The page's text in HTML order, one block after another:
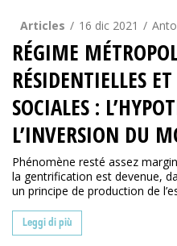
Articles 16 dic 2021
RÉGIME
RÉSIDENTIELLES
SOCIALES :
L’INVERSION DU
Phénomène resté assez
la gentrification est devenue,
un principe de production de
Leggi di più